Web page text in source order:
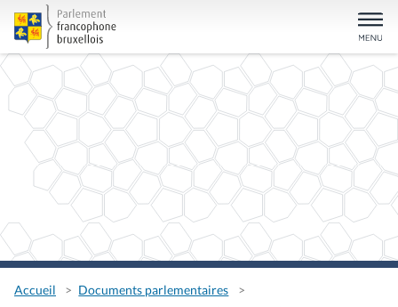
Accueil
Documents parlementaires